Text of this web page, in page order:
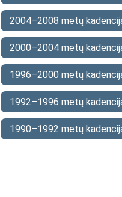
2004–2008 metų
2000–2004 metų
1996–2000 metų
1992–1996 metų
1990–1992 metų